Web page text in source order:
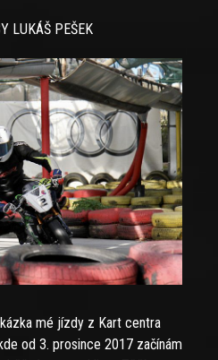
LUKÁŠ PEŠEK
mé jízdy z Kart centra
od 3. prosince 2017 začínám